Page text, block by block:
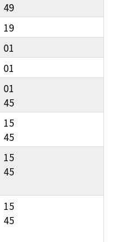
49
19
01
01
01
45
15
45
15
45
15
45